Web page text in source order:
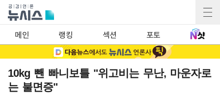
메인 랭킹 섹션 포토
10kg 뺀 빠니보틀 "위고비는 무난, 마운자로
는 불면증"